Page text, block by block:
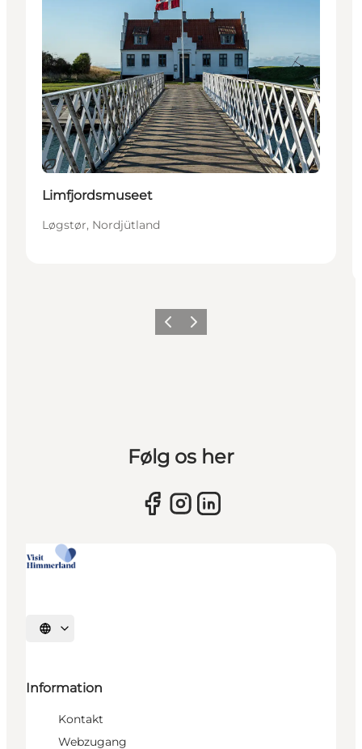
Nachhaltig
Limfjordsmuseet
Løgstør, Nordjütland
Vorherige Folie
Nächste Folie
Følg os her
Sprache auswählen
Information
Kontakt
Webzugang